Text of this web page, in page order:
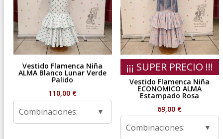
Vestido Flamenca Niña
ALMA Blanco Lunar Verde
Palido
110,00 €
Combinaciones:
¡¡¡ SUPER PRECIO !!!
Vestido Flamenca Niña
ECONOMICO ALMA
Estampado Rosa
69,00 €
Combinaciones: